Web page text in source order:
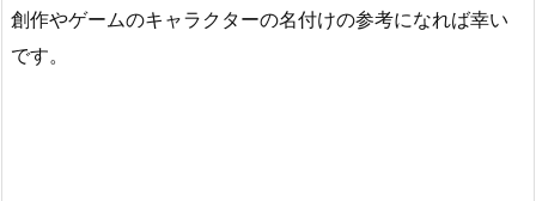
創作やゲームのキャラクターの名付けの参考になれば幸い
です。